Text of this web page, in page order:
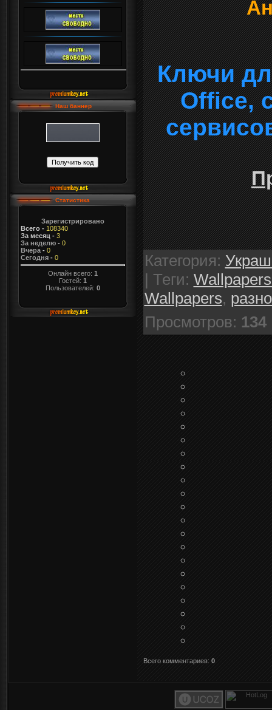
Наш баннер
Статистика
Зарегистрировано
Всего- 108340
За месяц - 3
За неделю- 0
Вчера- 0
Сегодня- 0
Онлайн всего: 1
Гостей: 1
Пользователей: 0
Ключи
Office,
Категория:
| Теги:
Wallpapers,
Просмотров: 134
Всего комментариев: 0